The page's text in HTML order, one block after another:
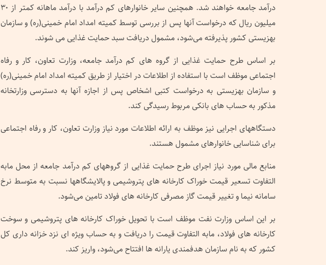
درآمد جامعه خواهند شد. همچنین سایر خانوارهای کم درآمد با درآمد ماهانه کمتر از ۳۰
میلیون ریال که درخواست آنها پس از بررسی توسط کمیته امداد امام خمینی(ره) و سازمان
بهزیستی کشور پذیرفته می‌شود، مشمول دریافت سبد حمایت غذایی می شوند.
بر اساس طرح حمایت غذایی از گروه های کم درآمد جامعه، وزارت تعاون، کار و رفاه
اجتماعی موظف است با استفاده از اطلاعات در اختیار از طریق کمیته امداد امام خمینی(ره)
و سازمان بهزیستی به درخواست کتبی اشخاص پس از اجازه آنها به دسترسی وزارتخانه
مذکور به حساب های بانکی مربوط رسیدگی کند.
دستگاههای اجرایی نیز موظف به ارائه اطلاعات مورد نیاز وزارت تعاون، کار و رفاه اجتماعی
برای شناسایی خانوارهای مشمول هستند.
منابع مالی مورد نیاز اجرای طرح حمایت غذایی از گروههای کم درآمد جامعه از محل مابه
التفاوت تسعیر قیمت خوراک کارخانه های پتروشیمی و پالایشگاهها نسبت به متوسط نرخ
سامانه نیما و تغییر قیمت گاز مصرفی کارخانه های فولاد تامین می‌شود.
بر این اساس وزارت نفت موظف است با تحویل خوراک کارخانه های پتروشیمی و سوخت
کارخانه های فولاد، مابه التفاوت قیمت را دریافت و به حساب ویژه ای نزد خزانه داری کل
کشور که به نام سازمان هدفمندی یارانه ها افتتاح می‌شود، واریز کند.